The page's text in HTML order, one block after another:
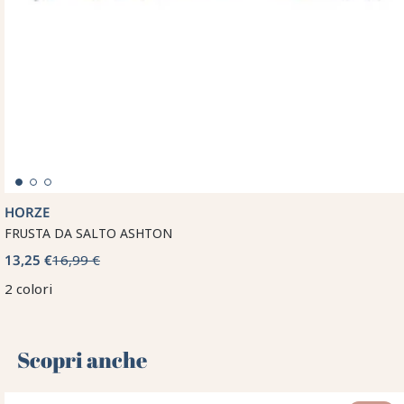
HORZE
FRUSTA DA SALTO ASHTON
13,25 €16,99 €
2 colori
Scopri anche 🌻